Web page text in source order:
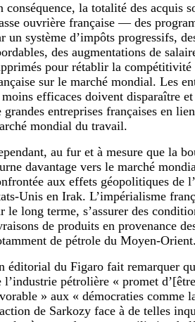
conséquence, la totalité des acquis
ouvrière française — des
un système d’impôts progressifs,
des augmentations de
pour rétablir la compétitivité
sur le marché mondial. Les
efficaces doivent disparaître
grandes entreprises françaises en
mondial du travail.
au fur et à mesure que la
davantage vers le marché
aux effets géopolitiques de
Unis en Irak. L’impérialisme
le long terme, s’assurer des
de produits en provenance
de pétrole du Moyen-
éditorial du Figaro fait remarquer
l’industrie pétrolière « promet
» aux « démocraties comme
de Sarkozy face à de telles